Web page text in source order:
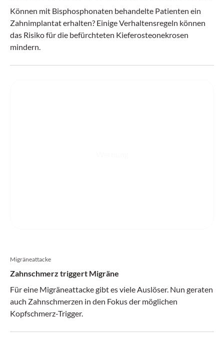
Können mit Bisphosphonaten behandelte Patienten ein
Zahnimplantat erhalten? Einige Verhaltensregeln können
das Risiko für die befürchteten Kieferosteonekrosen
mindern.
Migräneattacke
Zahnschmerz triggert Migräne
Für eine Migräneattacke gibt es viele Auslöser. Nun geraten
auch Zahnschmerzen in den Fokus der möglichen
Kopfschmerz-Trigger.